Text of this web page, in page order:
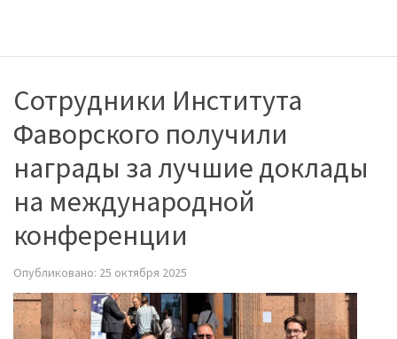
Сотрудники Института
Фаворского получили
награды за лучшие доклады
на международной
конференции
Опубликовано: 25 октября 2025